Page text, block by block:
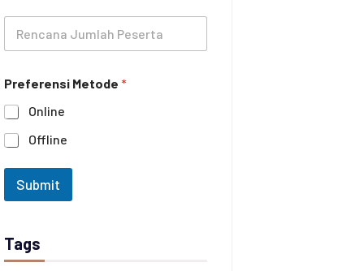
i
a
n
*
n
a
a
J
u
e
s
Preferensi Metode *
Online
Offline
Submit
Tags